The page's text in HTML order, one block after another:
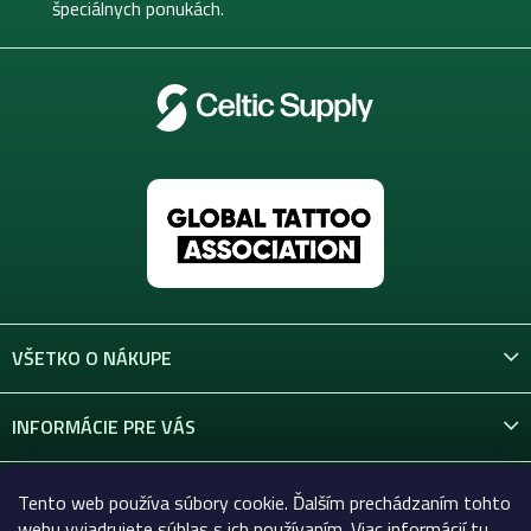
Tento web používa súbory cookie. Ďalším prechádzaním tohto
špeciálnych ponukách.
VŠETKO O NÁKUPE
INFORMÁCIE PRE VÁS
KONTAKT